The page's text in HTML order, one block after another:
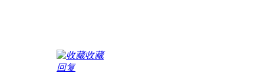
收藏
回复